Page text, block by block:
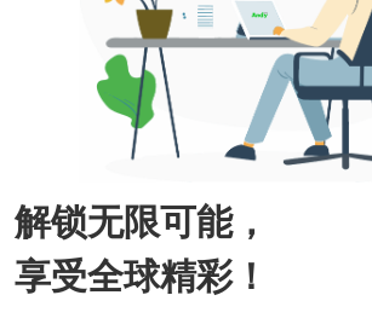
解锁无限可能，
享受全球精彩！